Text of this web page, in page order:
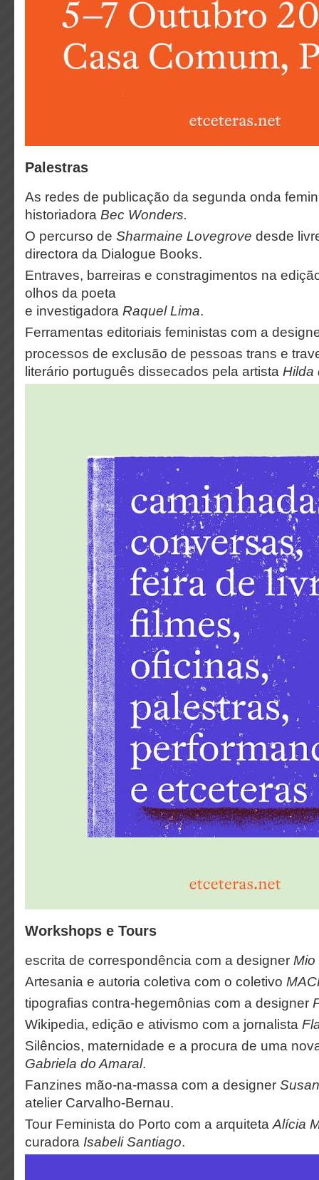
Palestras
As redes de publicação da segunda onda
historiadora Bec Wonders.
O percurso de Sharmaine Lovegrove desde
directora da Dialogue Books.
Entraves, barreiras e constragimentos na
olhos da poeta
e investigadora Raquel Lima.
Ferramentas editoriais feministas com a
processos de exclusão de pessoas trans e
literário português dissecados pela artista Hilda
Workshops e Tours
escrita de correspondência com a designer Mio
Artesania e autoria coletiva com o coletivo
tipografias contra-hegemônias com a designer
Wikipedia, edição e ativismo com a jornalista
Silêncios, maternidade e a procura de uma
Gabriela do Amaral.
Fanzines mão-na-massa com a designer
atelier Carvalho-Bernau.
Tour Feminista do Porto com a arquiteta Alícia
curadora Isabeli Santiago.